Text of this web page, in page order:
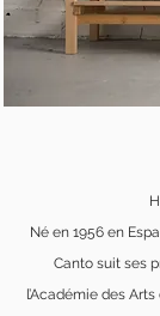
Né en 1956 en
Canto suit ses
l’Académie des